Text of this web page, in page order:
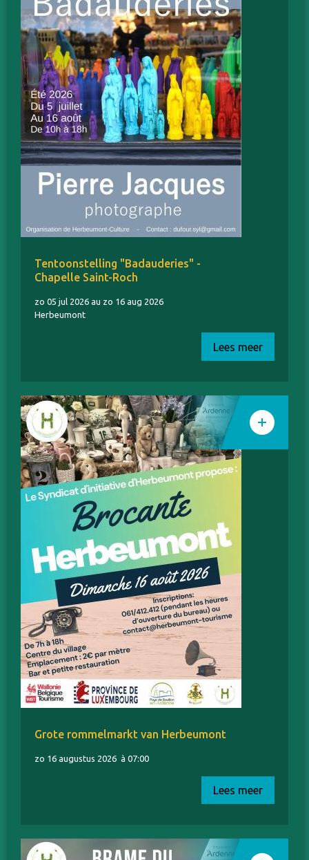
Tentoonstelling "Badauderies" -
Chapelle Saint-Roch
zo 05 jul 2026 au zo 16 aug 2026
Herbeumont
Lees meer
Grote rommelmarkt van Herbeumont
zo 16 augustus 2026 à 07:00
Lees meer